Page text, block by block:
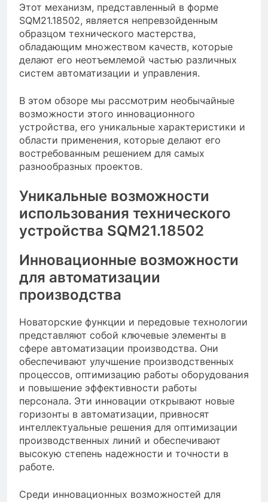
Этот механизм, представленный в форме
SQM21.18502, является непревзойденным
образцом технического мастерства,
обладающим множеством качеств, которые
делают его неотъемлемой частью различных
систем автоматизации и управления.
В этом обзоре мы рассмотрим необычайные
возможности этого инновационного
устройства, его уникальные характеристики и
области применения, которые делают его
востребованным решением для самых
разнообразных проектов.
Уникальные возможности
использования технического
устройства SQM21.18502
Инновационные возможности
для автоматизации
производства
Новаторские функции и передовые технологии
представляют собой ключевые элементы в
сфере автоматизации производства. Они
обеспечивают улучшение производственных
процессов, оптимизацию работы оборудования
и повышение эффективности работы
персонала. Эти инновации открывают новые
горизонты в автоматизации, привносят
интеллектуальные решения для оптимизации
производственных линий и обеспечивают
высокую степень надежности и точности в
работе.
Среди инновационных возможностей для